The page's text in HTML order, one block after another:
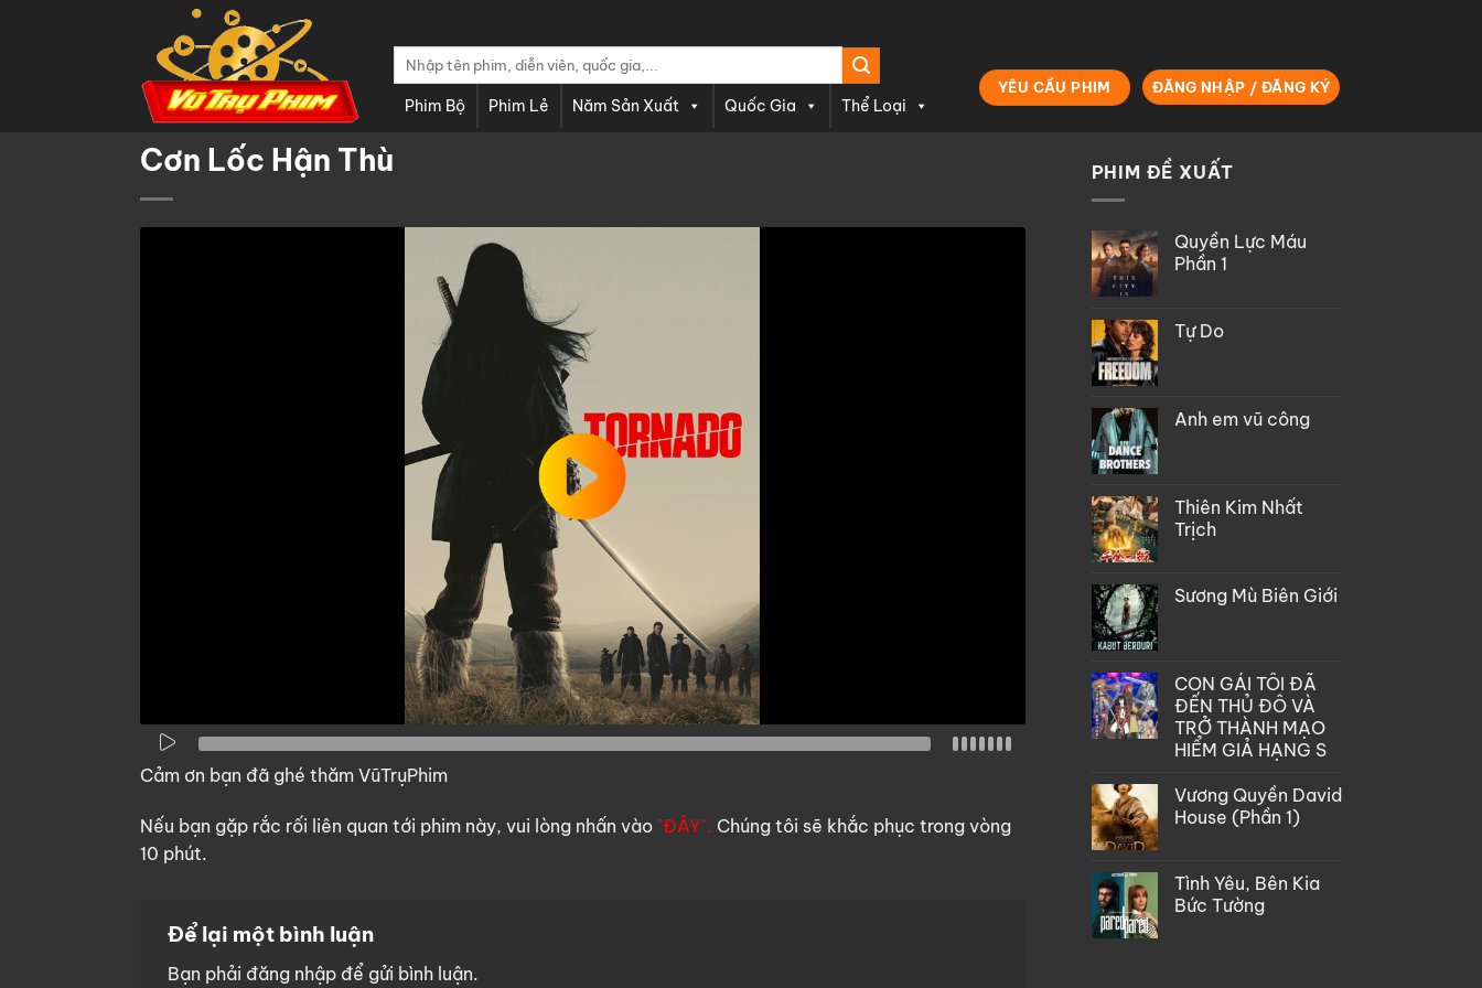
Tìm
Phim Bộ Phim Lẻ Năm Sản Xuất Quốc Gia Thể Loại
YÊU CẦU PHIM ĐĂNG NHẬP / ĐĂNG KÝ
Cơn Lốc Hận Thù
Cảm ơn bạn đã ghé thăm VũTrụPhim
Nếu bạn gặp rắc rối liên quan tới phim này, vui lòng nhấn vào "ĐÂY". Chúng tôi sẽ khắc phục trong vòng
10 phút.
Để lại một bình luận
Bạn phải đăng nhập để gửi bình luận.
PHIM ĐỀ XUẤT
Quyền Lực Máu
Phần 1
Tự Do
Anh em vũ công
Thiên Kim Nhất
Trịch
Sương Mù Biên Giới
CON GÁI TÔI ĐÃ
ĐẾN THỦ ĐÔ VÀ
TRỞ THÀNH MẠO
HIỂM GIẢ HẠNG S
Vương Quyền David
House (Phần 1)
Tình Yêu, Bên Kia
Bức Tường